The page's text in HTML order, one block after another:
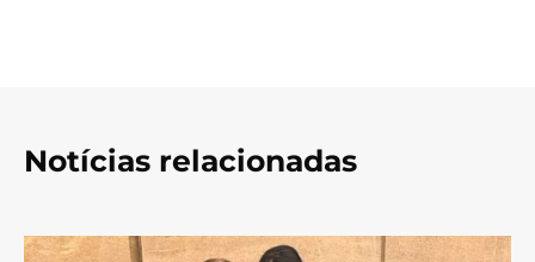
Notícias relacionadas